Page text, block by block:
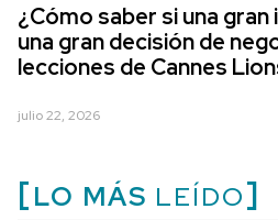
¿Cómo saber si una
una gran decisión de
lecciones de Cannes
julio 22, 2026
LO MÁS LEÍDO